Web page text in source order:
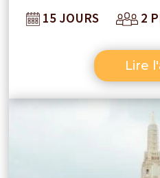
avec l’équipe on est
15 JOURS 2
Lire